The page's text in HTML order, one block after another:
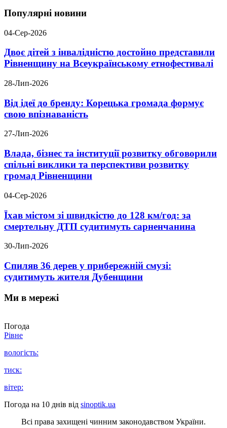
Популярні новини
04-Сер-2026
Двоє дітей з інвалідністю достойно представили
Рівненщину на Всеукраїнському етнофестивалі
28-Лип-2026
Від ідеї до бренду: Корецька громада формує
свою впізнаваність
27-Лип-2026
Влада, бізнес та інституції розвитку обговорили
спільні виклики та перспективи розвитку
громад Рівненщини
04-Сер-2026
Їхав містом зі швидкістю до 128 км/год: за
смертельну ДТП судитимуть сарненчанина
30-Лип-2026
Спиляв 36 дерев у прибережній смузі:
судитимуть жителя Дубенщини
Ми в мережі
Погода
Рівне
вологість:
тиск:
вітер:
Погода на 10 днів від sinoptik.ua
Всі права захищені чинним законодавством України.